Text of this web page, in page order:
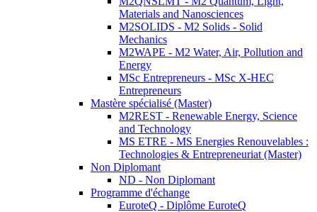
Materials and Nanosciences
M2SOLIDS - M2 Solids - Solid
Mechanics
M2WAPE - M2 Water, Air, Pollution and
Energy
MSc Entrepreneurs - MSc X-HEC
Entrepreneurs
Mastère spécialisé (Master)
M2REST - Renewable Energy, Science
and Technology
MS ETRE - MS Energies Renouvelables :
Technologies & Entrepreneuriat (Master)
Non Diplomant
ND - Non Diplomant
Programme d'échange
EuroteQ - Diplôme EuroteQ